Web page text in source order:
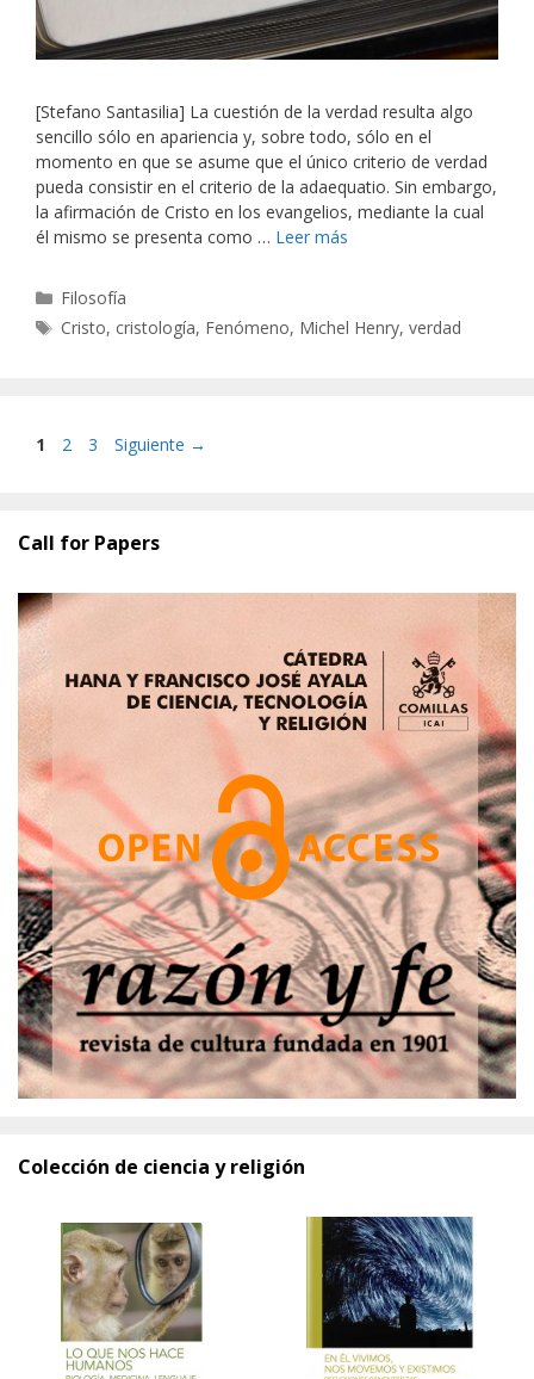
[Stefano Santasilia] La cuestión de la verdad resulta algo
sencillo sólo en apariencia y, sobre todo, sólo en el
momento en que se asume que el único criterio de verdad
pueda consistir en el criterio de la adaequatio. Sin embargo,
la afirmación de Cristo en los evangelios, mediante la cual
él mismo se presenta como … Leer más
Categorías
Filosofía
Etiquetas
Cristo, cristología, Fenómeno, Michel Henry,verdad
Página
1 Página
2 Página
3 Siguiente →
Call for Papers
Colección de ciencia y religión